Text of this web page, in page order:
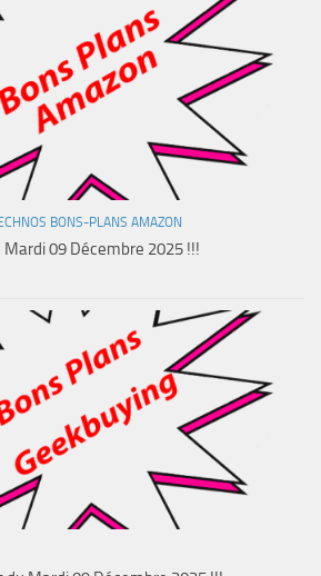
BONS-PLANS AMAZON
Mardi 09 Décembre 2025 !!!